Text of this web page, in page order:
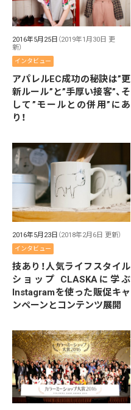
2016年5月25日 （2019年1月30日 更
新）
インタビュー
アパレルEC成功の秘訣は”更
新ルール”と”手厚い接客”、そ
して”モールとの併用”にあ
り！
2016年5月23日 （2018年2月6日 更新）
インタビュー
技あり！人気ライフスタイル
ショップ CLASKAに学ぶ
Instagramを使った販促キャ
ンペーンとコンテンツ展開